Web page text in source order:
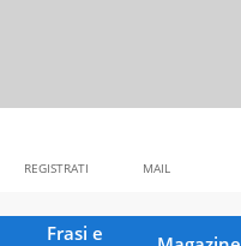
MAIL
REGISTRATI
Frasi e